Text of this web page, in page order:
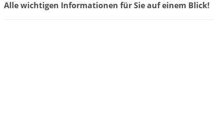
Alle wichtigen Informationen für Sie auf einem Blick!